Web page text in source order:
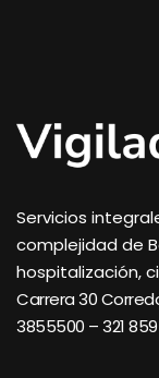
Servicios
complejidad de
hospitalización,
Carrera 30
3855500 – 321 859